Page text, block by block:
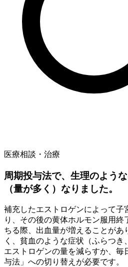
医療相談・治療
周期投与法で、生理のよう
（量が多く）なりました。
補充したエストロゲンによって子
り、その後の黄体ホルモン服用終
ちる際、出血量が増えることがあ
く、貧血のような症状（ふらつき
エストロゲンの量を減らすか、毎
与法」への切り替えが必要です。